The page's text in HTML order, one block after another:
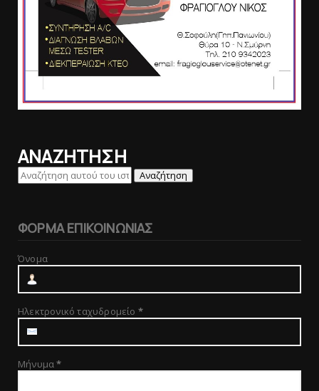
ΑΝΑΖΗΤΗΣΗ
ΦΟΡΜΑ ΕΠΙΚΟΙΝΩΝΙΑΣ
Όνομα
Ηλεκτρονικό ταχυδρομείο *
Μήνυμα*